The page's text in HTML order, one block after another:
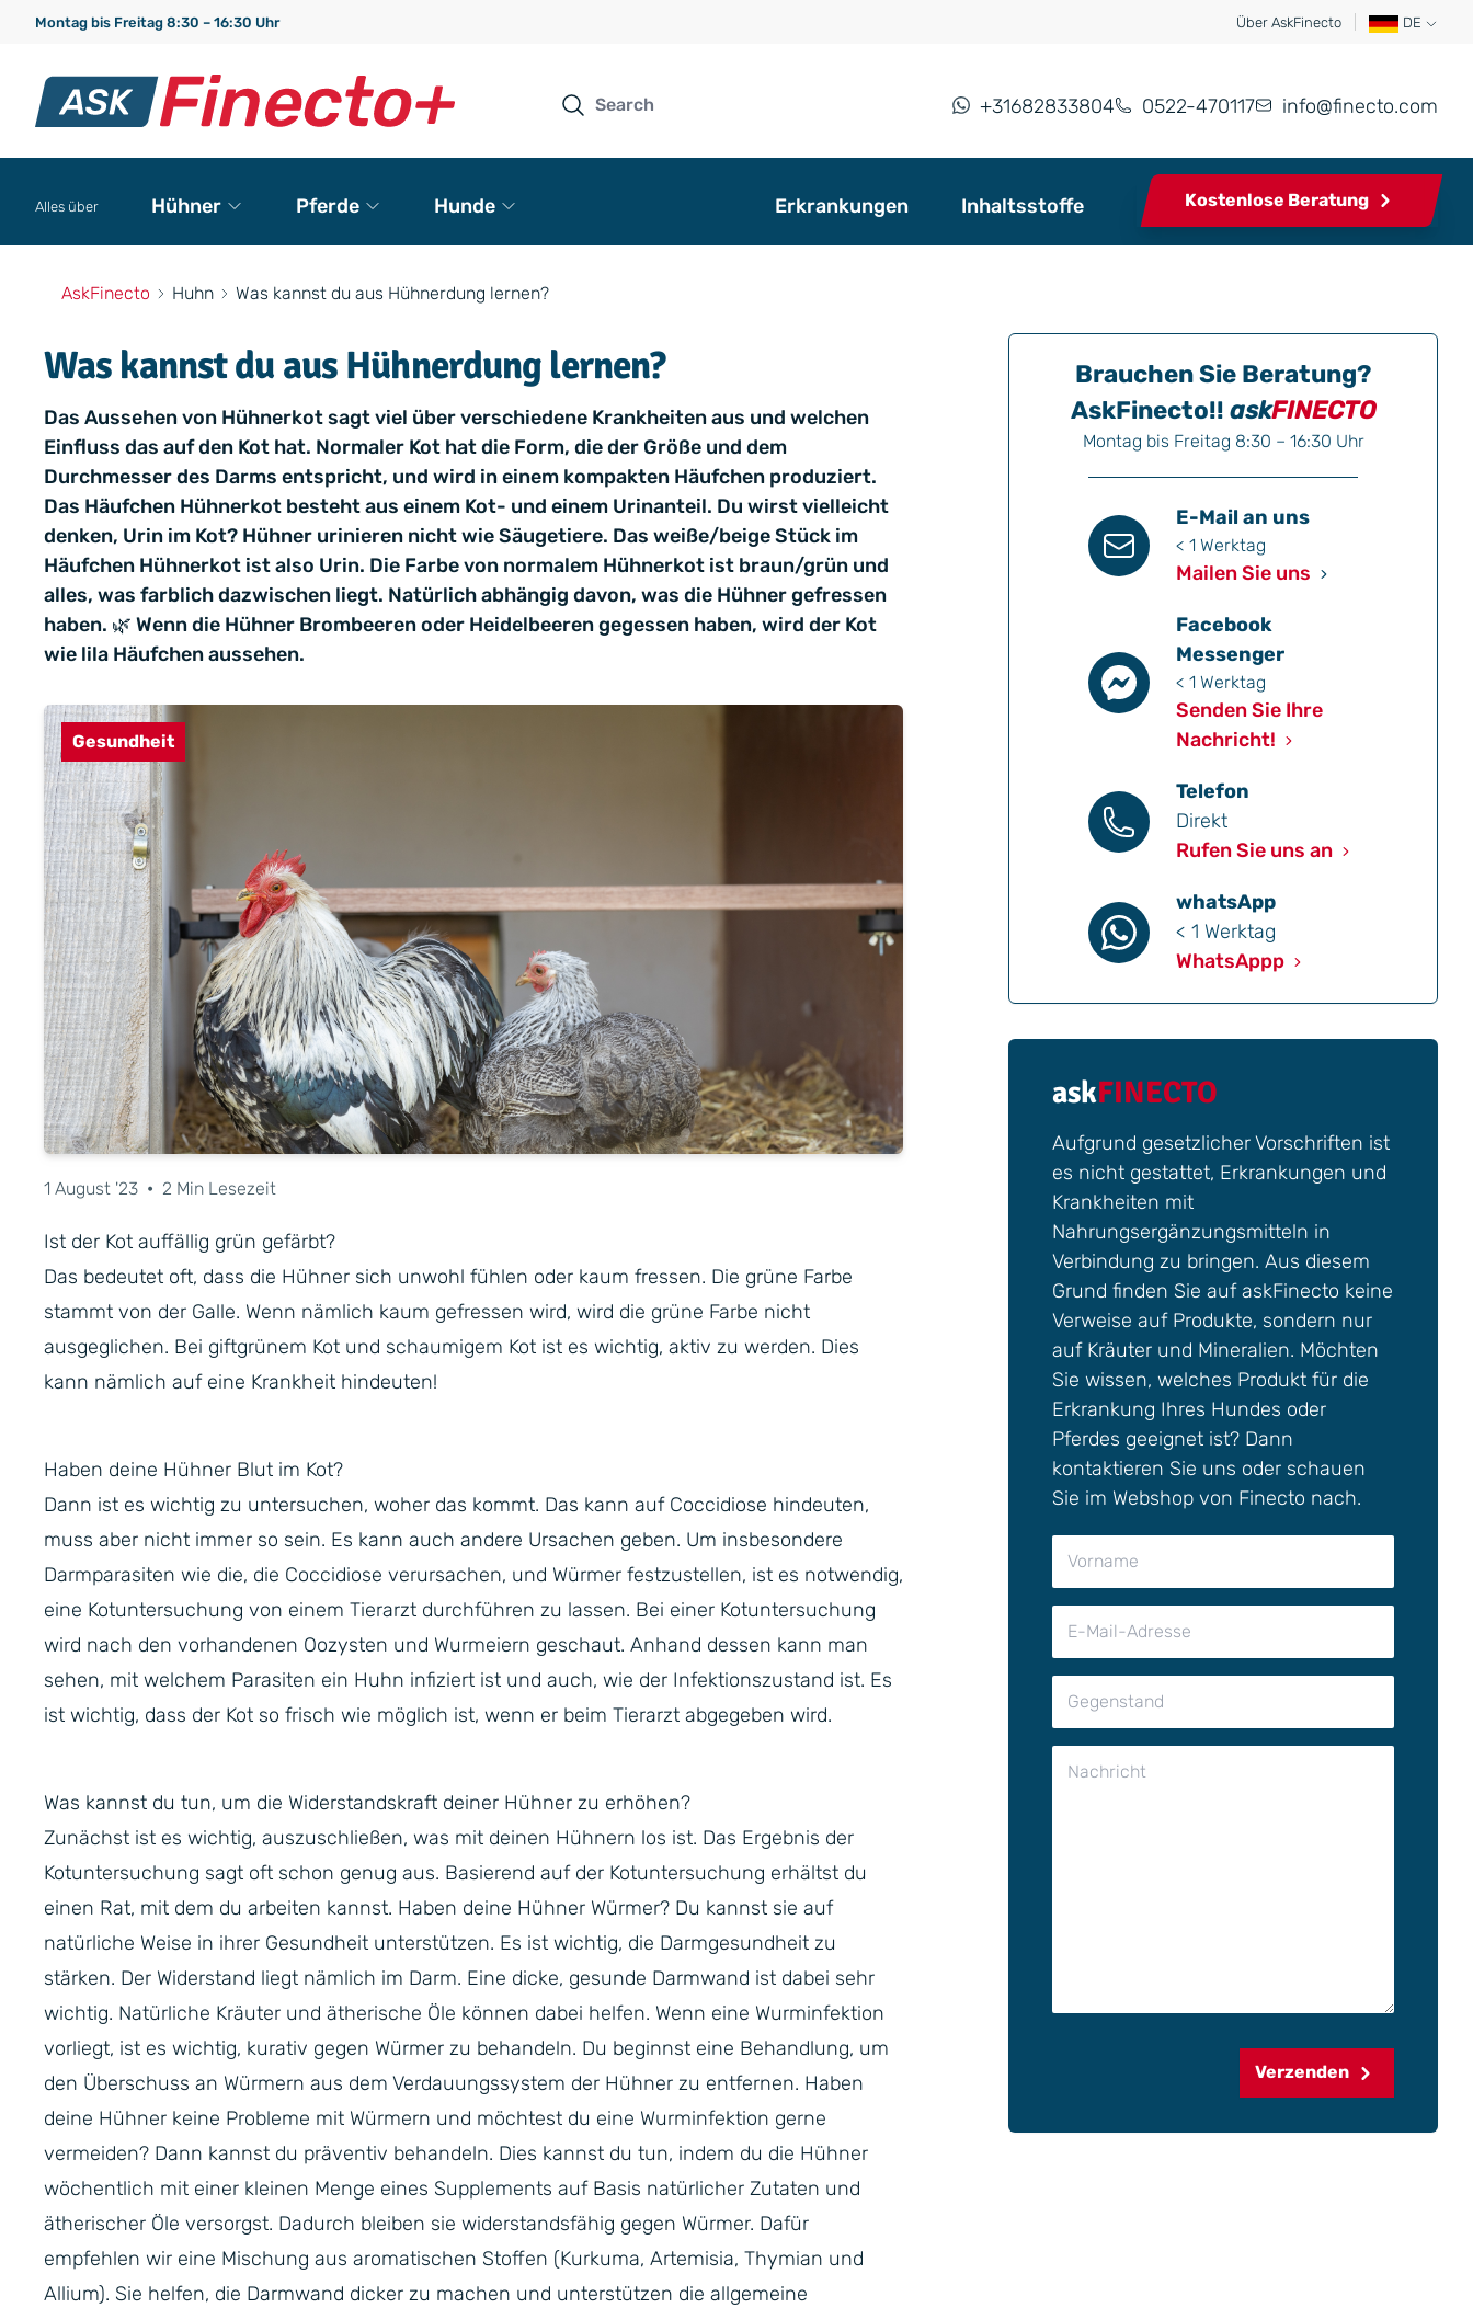
Montag bis Freitag 8:30 – 16:30 Uhr Über AskFinecto DE
+31682833804 0522-470117 info@finecto.com
Alles über Hühner Pferde Hunde Erkrankungen Inhaltsstoffe Kostenlose Beratung
AskFinecto Huhn Was kannst du aus Hühnerdung lernen?
Was kannst du aus Hühnerdung lernen?
Das Aussehen von Hühnerkot sagt viel über verschiedene Krankheiten aus und welchen
Einfluss das auf den Kot hat. Normaler Kot hat die Form, die der Größe und dem
Durchmesser des Darms entspricht, und wird in einem kompakten Häufchen produziert.
Das Häufchen Hühnerkot besteht aus einem Kot- und einem Urinanteil. Du wirst vielleicht
denken, Urin im Kot? Hühner urinieren nicht wie Säugetiere. Das weiße/beige Stück im
Häufchen Hühnerkot ist also Urin. Die Farbe von normalem Hühnerkot ist braun/grün und
alles, was farblich dazwischen liegt. Natürlich abhängig davon, was die Hühner gefressen
haben. 🌿 Wenn die Hühner Brombeeren oder Heidelbeeren gegessen haben, wird der Kot
wie lila Häufchen aussehen.
Gesundheit
1 August '23 • 2 Min Lesezeit
Ist der Kot auffällig grün gefärbt?
Das bedeutet oft, dass die Hühner sich unwohl fühlen oder kaum fressen. Die grüne Farbe
stammt von der Galle. Wenn nämlich kaum gefressen wird, wird die grüne Farbe nicht
ausgeglichen. Bei giftgrünem Kot und schaumigem Kot ist es wichtig, aktiv zu werden. Dies
kann nämlich auf eine Krankheit hindeuten!
Haben deine Hühner Blut im Kot?
Dann ist es wichtig zu untersuchen, woher das kommt. Das kann auf Coccidiose hindeuten,
muss aber nicht immer so sein. Es kann auch andere Ursachen geben. Um insbesondere
Darmparasiten wie die, die Coccidiose verursachen, und Würmer festzustellen, ist es notwendig,
eine Kotuntersuchung von einem Tierarzt durchführen zu lassen. Bei einer Kotuntersuchung
wird nach den vorhandenen Oozysten und Wurmeiern geschaut. Anhand dessen kann man
sehen, mit welchem Parasiten ein Huhn infiziert ist und auch, wie der Infektionszustand ist. Es
ist wichtig, dass der Kot so frisch wie möglich ist, wenn er beim Tierarzt abgegeben wird.
Was kannst du tun, um die Widerstandskraft deiner Hühner zu erhöhen?
Zunächst ist es wichtig, auszuschließen, was mit deinen Hühnern los ist. Das Ergebnis der
Kotuntersuchung sagt oft schon genug aus. Basierend auf der Kotuntersuchung erhältst du
einen Rat, mit dem du arbeiten kannst. Haben deine Hühner Würmer? Du kannst sie auf
natürliche Weise in ihrer Gesundheit unterstützen. Es ist wichtig, die Darmgesundheit zu
stärken. Der Widerstand liegt nämlich im Darm. Eine dicke, gesunde Darmwand ist dabei sehr
wichtig. Natürliche Kräuter und ätherische Öle können dabei helfen. Wenn eine Wurminfektion
vorliegt, ist es wichtig, kurativ gegen Würmer zu behandeln. Du beginnst eine Behandlung, um
den Überschuss an Würmern aus dem Verdauungssystem der Hühner zu entfernen. Haben
deine Hühner keine Probleme mit Würmern und möchtest du eine Wurminfektion gerne
vermeiden? Dann kannst du präventiv behandeln. Dies kannst du tun, indem du die Hühner
wöchentlich mit einer kleinen Menge eines Supplements auf Basis natürlicher Zutaten und
ätherischer Öle versorgst. Dadurch bleiben sie widerstandsfähig gegen Würmer. Dafür
empfehlen wir eine Mischung aus aromatischen Stoffen (Kurkuma, Artemisia, Thymian und
Allium). Sie helfen, die Darmwand dicker zu machen und unterstützen die allgemeine
Brauchen Sie Beratung?
AskFinecto!! askFINECTO
Montag bis Freitag 8:30 – 16:30 Uhr
E-Mail an uns
< 1 Werktag
Mailen Sie uns
Facebook
Messenger
< 1 Werktag
Senden Sie Ihre
Nachricht!
Telefon
Direkt
Rufen Sie uns an
whatsApp
< 1 Werktag
WhatsAppp
askFINECTO
Aufgrund gesetzlicher Vorschriften ist
es nicht gestattet, Erkrankungen und
Krankheiten mit
Nahrungsergänzungsmitteln in
Verbindung zu bringen. Aus diesem
Grund finden Sie auf askFinecto keine
Verweise auf Produkte, sondern nur
auf Kräuter und Mineralien. Möchten
Sie wissen, welches Produkt für die
Erkrankung Ihres Hundes oder
Pferdes geeignet ist? Dann
kontaktieren Sie uns oder schauen
Sie im Webshop von Finecto nach.
Verzenden